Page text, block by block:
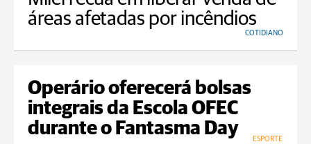
áreas afetadas por incêndios
COTIDIANO
Operário oferecerá bolsas
integrais da Escola OFEC
durante o Fantasma Day
ESPORTE